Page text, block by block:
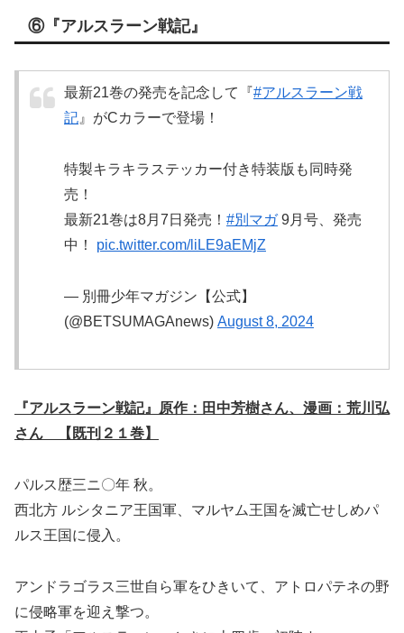
⑥『アルスラーン戦記』
最新21巻の発売を記念して『#アルスラーン戦
記 』がCカラーで登場！
特製キラキラステッカー付き特装版も同時発
売！
最新21巻は8月7日発売！ #別マガ9月号、発売
中！ pic.twitter.com/liLE9aEMjZ
— 別冊少年マガジン【公式】
(@BETSUMAGAnews) August 8, 2024
『アルスラーン戦記』原作：田中芳樹さん、漫画：荒川弘
さん 【既刊２１巻】
パルス歴三ニ〇年 秋。
西北方 ルシタニア王国軍、マルヤム王国を滅亡せしめパ
ルス王国に侵入。
アンドラゴラス三世自ら軍をひきいて、アトロパテネの野
に侵略軍を迎え撃つ。